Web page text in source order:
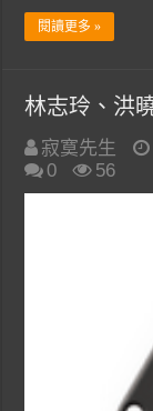
閱讀更多 »
林志玲、洪
寂寞先生
0
56